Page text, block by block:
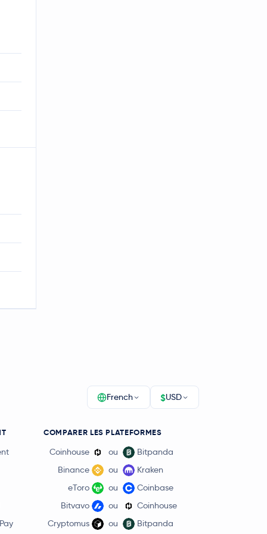
French $USD
COMPARER LES PLATEFORMES
Coinhouse ou
Bitpanda
Binance
ou
Kraken
eToro
ou
Coinbase
Bitvavo
ou
Coinhouse
Cryptomus
ou Bitpanda